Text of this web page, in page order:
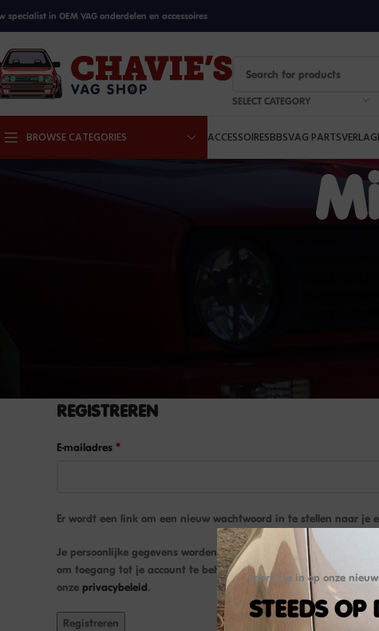
Schrijf je in op onze
STEEDS OP
specialist in OEM VAG onderdelen en accessoires
SELECT CATEGORY
BROWSE CATEGORIES ACCESSOIRESBBSVAG PARTS
REGISTREREN
E-mailadres *
Er wordt een link om een nieuw wachtwoord in te stellen naar je
Je persoonlijke gegevens worden gebruikt om je ervaring op deze
om toegang tot je account te beheren en voor andere doeleinden
onze privacybeleid.
Registreren